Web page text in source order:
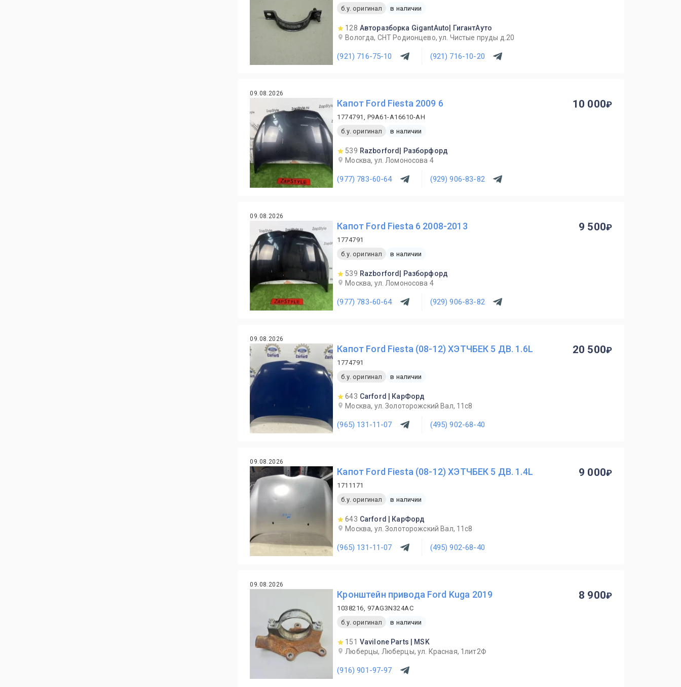
б.у. оригинал
в наличии
128 Авторазборка GigantAuto| ГигантАуто
Вологда, СНТ Родионцево, ул. Чистые пруды д.20
(921) 716-75-10 (921) 716-10-20
09.08.2026
Капот Ford Fiesta 2009 6
1774791, P9A61-A16610-AH
б.у. оригинал
в наличии
539 Razborford| Разборфорд
Москва, ул. Ломоносова 4
(977) 783-60-64 (929) 906-83-82
10 000
09.08.2026
Капот Ford Fiesta 6 2008-2013
1774791
б.у. оригинал
в наличии
539 Razborford| Разборфорд
Москва, ул. Ломоносова 4
(977) 783-60-64 (929) 906-83-82
9 500
09.08.2026
Капот Ford Fiesta (08-12) ХЭТЧБЕК 5 ДВ. 1.6L
1774791
б.у. оригинал
в наличии
643 Carford | КарФорд
Москва, ул. Золоторожский Вал, 11с8
(965) 131-11-07 (495) 902-68-40
20 500
09.08.2026
Капот Ford Fiesta (08-12) ХЭТЧБЕК 5 ДВ. 1.4L
1711171
б.у. оригинал
в наличии
643 Carford | КарФорд
Москва, ул. Золоторожский Вал, 11с8
(965) 131-11-07 (495) 902-68-40
9 000
09.08.2026
Кронштейн привода Ford Kuga 2019
1038216, 97AG3N324AC
б.у. оригинал
в наличии
151 Vavilone Parts | MSK
Люберцы, Люберцы, ул. Красная, 1лит2Ф
(916) 901-97-97
8 900